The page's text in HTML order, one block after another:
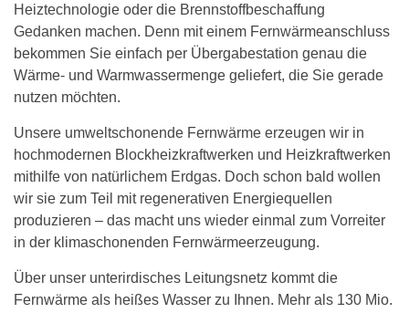
Heiztechnologie oder die Brennstoffbeschaffung
Gedanken machen. Denn mit einem Fernwärmeanschluss
bekommen Sie einfach per Übergabestation genau die
Wärme- und Warmwassermenge geliefert, die Sie gerade
nutzen möchten.
Unsere umweltschonende Fernwärme erzeugen wir in
hochmodernen Blockheizkraftwerken und Heizkraftwerken
mithilfe von natürlichem Erdgas. Doch schon bald wollen
wir sie zum Teil mit regenerativen Energiequellen
produzieren – das macht uns wieder einmal zum Vorreiter
in der klimaschonenden Fernwärmeerzeugung.
Über unser unterirdisches Leitungsnetz kommt die
Fernwärme als heißes Wasser zu Ihnen. Mehr als 130 Mio.